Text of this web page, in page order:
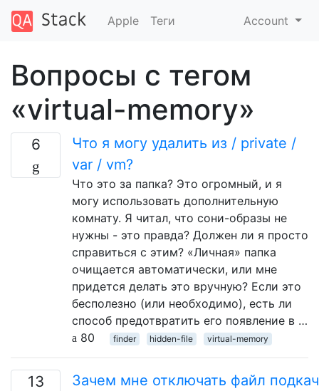
Apple Теги Account
Вопросы с тегом
«virtual-memory»
6
Что я могу удалить из / private /
var / vm?
Что это за папка? Это огромный, и я
могу использовать дополнительную
комнату. Я читал, что сони-образы не
нужны - это правда? Должен ли я просто
справиться с этим? «Личная» папка
очищается автоматически, или мне
придется делать это вручную? Если это
бесполезно (или необходимо), есть ли
способ предотвратить его появление в …
80
finder hidden-file virtual-memory
13
Зачем мне отключать файл